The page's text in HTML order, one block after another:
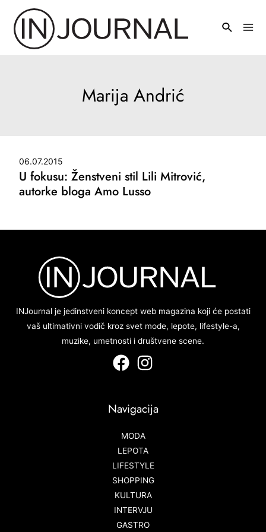
sadržaj
Marija Andrić
06.07.2015
U fokusu: Ženstveni stil Lili Mitrović,
autorke bloga Amo Lusso
INJournal je jedinstveni koncept web magazina koji će postati
vaš ultimativni vodič kroz svet mode, lepote, lifestyle-a,
muzike, umetnosti i društvene scene.
Navigacija
MODA
LEPOTA
LIFESTYLE
SHOPPING
KULTURA
INTERVJU
GASTRO